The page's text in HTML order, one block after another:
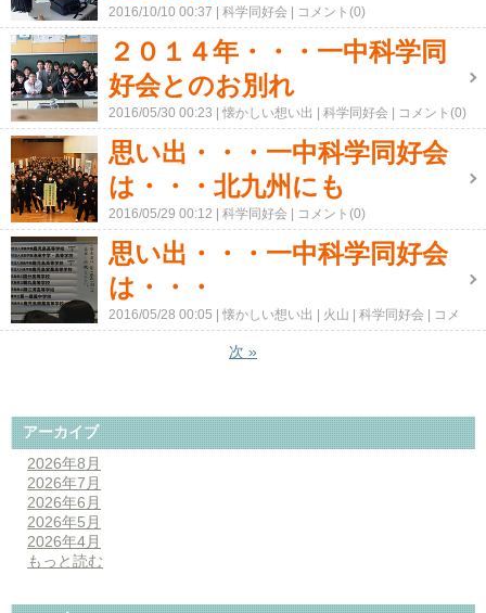
2016/10/10 00:37 科学同好会 コメント(0)
２０１４年・・・一中科学同
好会とのお別れ
2016/05/30 00:23 懐かしい想い出 科学同好会 コメント(0)
思い出・・・一中科学同好会
は・・・北九州にも
2016/05/29 00:12 科学同好会 コメント(0)
思い出・・・一中科学同好会
は・・・
2016/05/28 00:05 懐かしい想い出 火山 科学同好会
コメ
ント(0)
次 »
アーカイブ
2026年8月
2026年7月
2026年6月
2026年5月
2026年4月
もっと読む